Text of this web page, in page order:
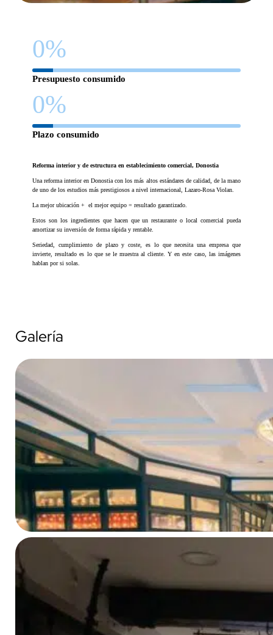
Reforma interior y de estructura en establecimiento comercial, Donostia
Una reforma interior en Donostia con los más altos estándares de calidad, de la mano
de uno de los estudios más prestigiosos a nivel internacional, Lazaro-Rosa Violan.
La mejor ubicación + el mejor equipo = resultado garantizado.
Estos son los ingredientes que hacen que un restaurante o local comercial pueda
amortizar su inversión de forma rápida y rentable.
Seriedad, cumplimiento de plazo y coste, es lo que necesita una empresa que
invierte, resultado es lo que se le muestra al cliente. Y en este caso, las imágenes
hablan por si solas.
0%
Presupuesto consumido
0%
Plazo consumido
Galería